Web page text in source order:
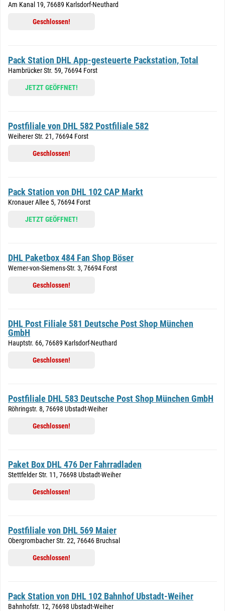
Am Kanal 19, 76689 Karlsdorf-Neuthard
Geschlossen!
Pack Station DHL App-gesteuerte Packstation, Total
Hambrücker Str. 59, 76694 Forst
JETZT GEÖFFNET!
Postfiliale von DHL 582 Postfiliale 582
Weiherer Str. 21, 76694 Forst
Geschlossen!
Pack Station von DHL 102 CAP Markt
Kronauer Allee 5, 76694 Forst
JETZT GEÖFFNET!
DHL Paketbox 484 Fan Shop Böser
Werner-von-Siemens-Str. 3, 76694 Forst
Geschlossen!
DHL Post Filiale 581 Deutsche Post Shop München
GmbH
Hauptstr. 66, 76689 Karlsdorf-Neuthard
Geschlossen!
Postfiliale DHL 583 Deutsche Post Shop München GmbH
Röhringstr. 8, 76698 Ubstadt-Weiher
Geschlossen!
Paket Box DHL 476 Der Fahrradladen
Stettfelder Str. 11, 76698 Ubstadt-Weiher
Geschlossen!
Postfiliale von DHL 569 Maier
Obergrombacher Str. 22, 76646 Bruchsal
Geschlossen!
Pack Station von DHL 102 Bahnhof Ubstadt-Weiher
Bahnhofstr. 12, 76698 Ubstadt-Weiher